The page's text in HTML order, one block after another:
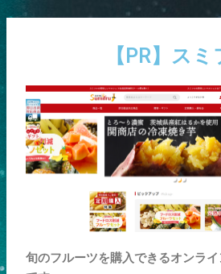
キ
【PR】ス
旬のフルーツを購入できるオンラ